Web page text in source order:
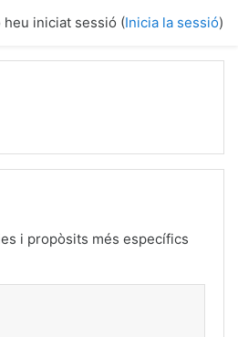
heu iniciat sessió (Inicia la sessió)
i propòsits més específics